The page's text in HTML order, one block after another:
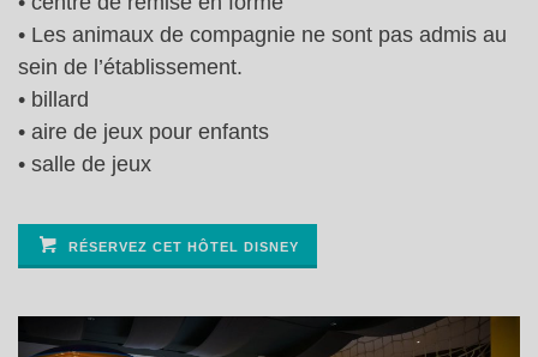
• Les animaux de compagnie ne sont pas admis au
sein de l’établissement.
• billard
• aire de jeux pour enfants
• salle de jeux
RÉSERVEZ CET HÔTEL DISNEY